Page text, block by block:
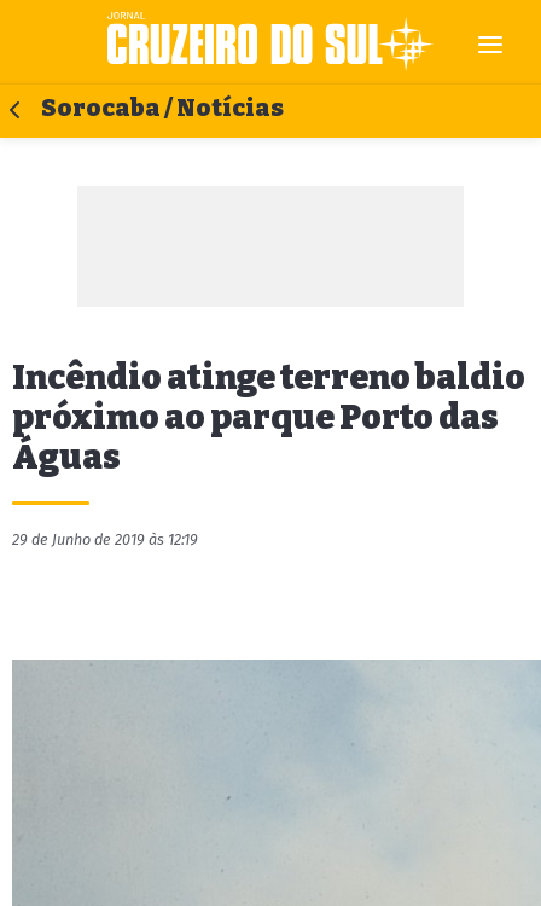
Sorocaba / Notícias
Incêndio atinge terreno baldio
próximo ao parque Porto das
Águas
29 de Junho de 2019 às 12:19